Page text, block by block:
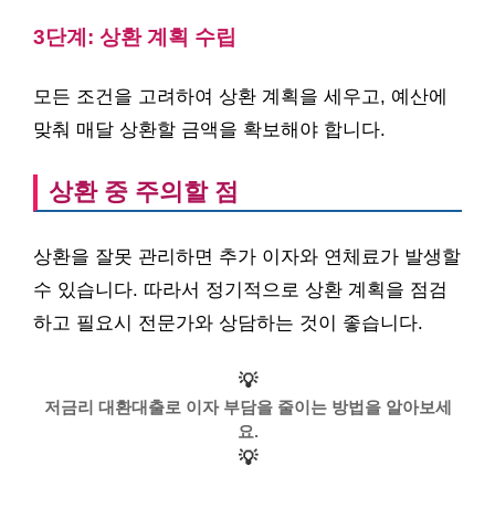
3단계: 상환 계획 수립
모든 조건을 고려하여 상환 계획을 세우고, 예산에
맞춰 매달 상환할 금액을 확보해야 합니다.
상환 중 주의할 점
상환을 잘못 관리하면 추가 이자와 연체료가 발생할
수 있습니다. 따라서 정기적으로 상환 계획을 점검
하고 필요시 전문가와 상담하는 것이 좋습니다.
💡
저금리 대환대출로 이자 부담을 줄이는 방법을 알아보세
요.
💡